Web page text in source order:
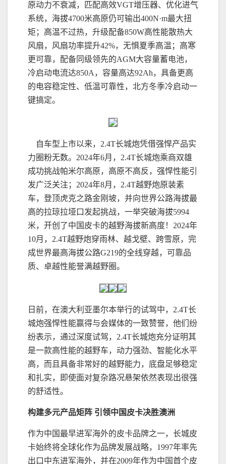
原动力不衰减，匹配高效VGT增压器、优化进气
系统，海拔4700米高原仍可输出400N·m最大扭
矩；高温不过热，升级配备850W高性能散热大
风扇，风扇功率提升42%，无惧夏季高温；高寒
更可靠，配备同级领先的AGM大容量蓄电池，
冷启动电流达850A，容量高达92Ah，具备更高
的电容稳定性、低温可靠性，北方冬季冷启动一
键搞定。
自车型上市以来，2.4T长城炮凭借强悍产品实
力圈粉无数。2024年6月，2.4T长城炮乘商双雄
成功挑战帕米尔高原，高原不高反，强悍性能引
发广泛关注；2024年8月，2.4T越野炮原装素
车，登顶虎克之路金刚坡，并向世界公路海拔最
高的拉琼拉垭口发起挑战，一举突破海拔5994
米，开创了中国皮卡的越野海拔新高度！2024年
10月，2.4T越野炮穿雨林、越戈壁、跨雪原，完
成世界最高海拔公路G219的全线穿越，可靠品
质、卓越性能誉满越野圈。
日前，在澳大利亚墨尔本举行的试驾中，2.4T长
城炮强悍性能赢得与会媒体的一致赞誉，他们纷
纷表示，通过深度试驾，2.4T长城炮充分证明其
是一款高性能的越野车，动力强劲、智能化水平
高，而且具备非常好的越野能力，底盘足够稳定
和扎实，即使面对复杂路况悬架依然表现出很强
的舒适性。
构建多元产品矩阵 引领中国皮卡决胜澳洲
作为中国最早进军海外的皮卡品牌之一，长城皮
卡始终将全球化作为品牌发展战略，1997年率先
出口中东进军海外，并在2009年作为中国首个皮